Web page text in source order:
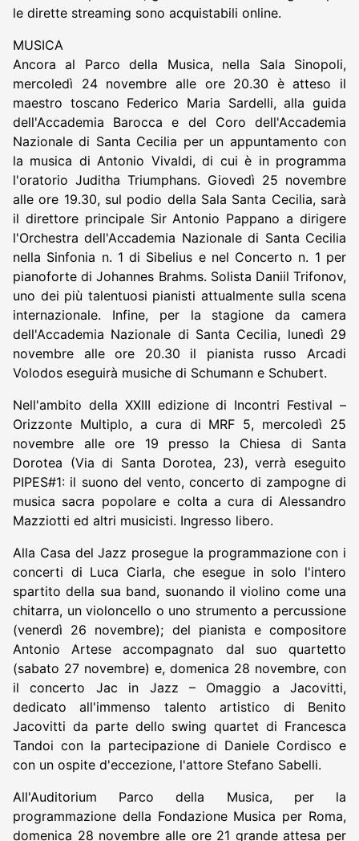
le dirette streaming sono acquistabili online.
MUSICA
Ancora al Parco della Musica, nella Sala Sinopoli,
mercoledì 24 novembre alle ore 20.30 è atteso il
maestro toscano Federico Maria Sardelli, alla guida
dell'Accademia Barocca e del Coro dell'Accademia
Nazionale di Santa Cecilia per un appuntamento con
la musica di Antonio Vivaldi, di cui è in programma
l'oratorio Juditha Triumphans. Giovedì 25 novembre
alle ore 19.30, sul podio della Sala Santa Cecilia, sarà
il direttore principale Sir Antonio Pappano a dirigere
l'Orchestra dell'Accademia Nazionale di Santa Cecilia
nella Sinfonia n. 1 di Sibelius e nel Concerto n. 1 per
pianoforte di Johannes Brahms. Solista Daniil Trifonov,
uno dei più talentuosi pianisti attualmente sulla scena
internazionale. Infine, per la stagione da camera
dell'Accademia Nazionale di Santa Cecilia, lunedì 29
novembre alle ore 20.30 il pianista russo Arcadi
Volodos eseguirà musiche di Schumann e Schubert.
Nell'ambito della XXIII edizione di Incontri Festival –
Orizzonte Multiplo, a cura di MRF 5, mercoledì 25
novembre alle ore 19 presso la Chiesa di Santa
Dorotea (Via di Santa Dorotea, 23), verrà eseguito
PIPES#1: il suono del vento, concerto di zampogne di
musica sacra popolare e colta a cura di Alessandro
Mazziotti ed altri musicisti. Ingresso libero.
Alla Casa del Jazz prosegue la programmazione con i
concerti di Luca Ciarla, che esegue in solo l'intero
spartito della sua band, suonando il violino come una
chitarra, un violoncello o uno strumento a percussione
(venerdì 26 novembre); del pianista e compositore
Antonio Artese accompagnato dal suo quartetto
(sabato 27 novembre) e, domenica 28 novembre, con
il concerto Jac in Jazz – Omaggio a Jacovitti,
dedicato all'immenso talento artistico di Benito
Jacovitti da parte dello swing quartet di Francesca
Tandoi con la partecipazione di Daniele Cordisco e
con un ospite d'eccezione, l'attore Stefano Sabelli.
All'Auditorium Parco della Musica, per la
programmazione della Fondazione Musica per Roma,
domenica 28 novembre alle ore 21 grande attesa per